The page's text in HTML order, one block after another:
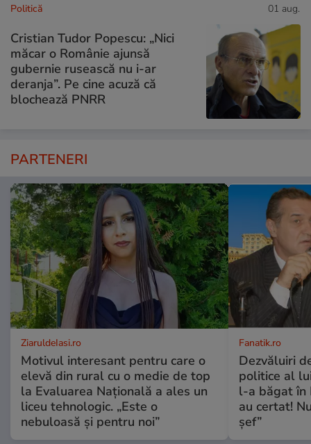
Politică 01 aug.
Cristian Tudor Popescu: „Nici
măcar o Românie ajunsă
gubernie rusească nu i-ar
deranja”. Pe cine acuză că
blochează PNRR
PARTENERI
ZiaruldeIasi.ro
Motivul interesant pentru care o
elevă din rural cu o medie de top
la Evaluarea Națională a ales un
liceu tehnologic. „Este o
nebuloasă și pentru noi”
Fanatik.ro
Dezvăluiri
politice al
l-a băgat în
au certat!
șef”